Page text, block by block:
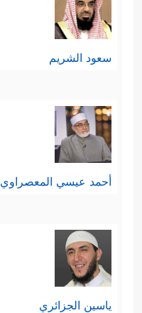
سعود الشريم
أحمد عيسي المعصراوي
ياسين الجزائري